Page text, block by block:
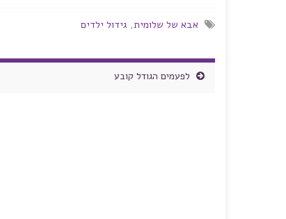
אבא של שלומית, גידול ילדים
לפעמים הגודל קובע